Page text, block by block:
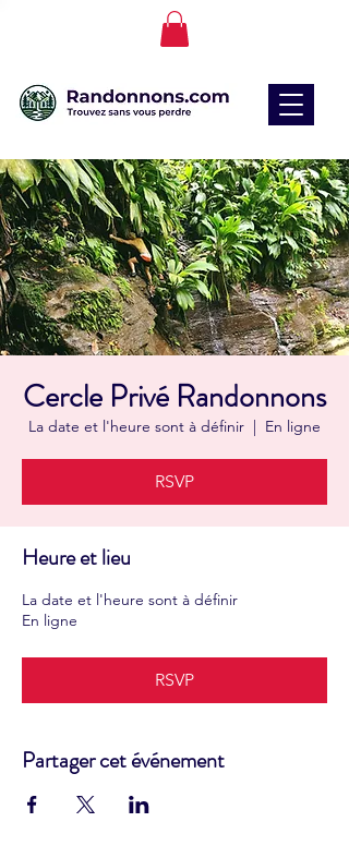
Cercle Privé Randonnons
La date et l'heure sont à définir En ligne
RSVP
Heure et lieu
La date et l'heure sont à définir
En ligne
RSVP
Partager cet événement